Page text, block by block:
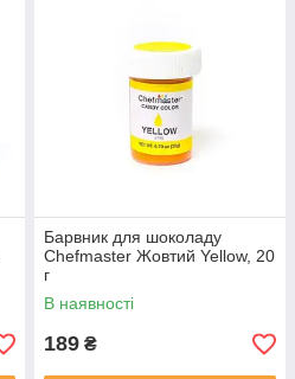
Барвник для шоколаду
Chefmaster Жовтий Yellow, 20
г
В наявності
189 ₴